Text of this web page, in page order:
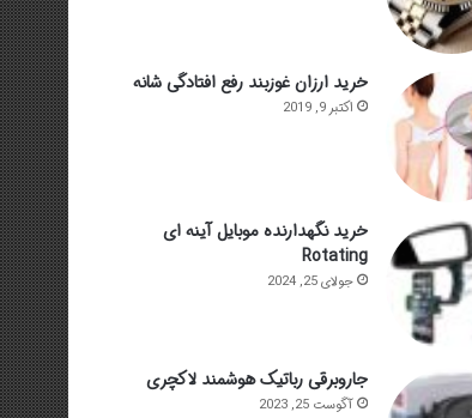
خرید ارزان غوزبند رفع افتادگی شانه
اکتبر 9, 2019
خرید نگهدارنده موبایل آینه ای
Rotating
جولای 25, 2024
جاروبرقی رباتیک هوشمند لاکچری
آگوست 25, 2023